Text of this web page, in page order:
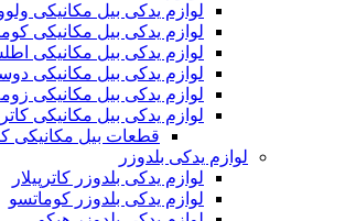
لوازم یدکی بیل مکانیکی ولوو
لوازم یدکی بیل مکانیکی کوماتسو
لوازم یدکی بیل مکانیکی اطلس
لوازم یدکی بیل مکانیکی دوسان
لوازم یدکی بیل مکانیکی زوملاین
لوازم یدکی بیل مکانیکی کاترپیلار
قطعات بیل مکانیکی کاترپیلار
لوازم یدکی بلدوزر
لوازم یدکی بلدوزر کاترپیلار
لوازم یدکی بلدوزر کوماتسو